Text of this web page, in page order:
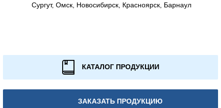
Сургут, Омск, Новосибирск, Красноярск, Барнаул
КАТАЛОГ ПРОДУКЦИИ
ЗАКАЗАТЬ ПРОДУКЦИЮ